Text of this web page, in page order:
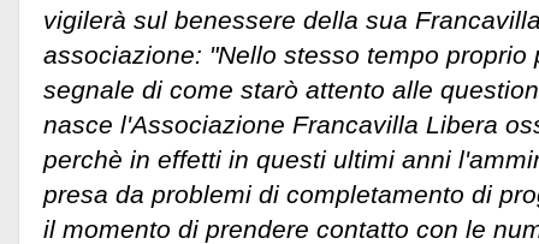
vigilerà sul benessere della sua
associazione: "Nello stesso tempo proprio
segnale di come starò attento alle
nasce l'Associazione Francavilla Libera
perchè in effetti in questi ultimi anni
presa da problemi di completamento di
il momento di prendere contatto con le